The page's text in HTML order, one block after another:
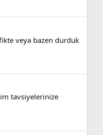
veya bazen durduk
tavsiyelerinize